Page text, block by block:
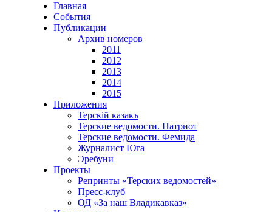
Главная
События
Публикации
Архив номеров
2011
2012
2013
2014
2015
Приложения
Терскiй казакъ
Терские ведомости. Патриот
Терские ведомости. Фемида
Журналист Юга
Эребуни
Проекты
Репринты «Терских ведомостей»
Пресс-клуб
ОД «За наш Владикавказ»